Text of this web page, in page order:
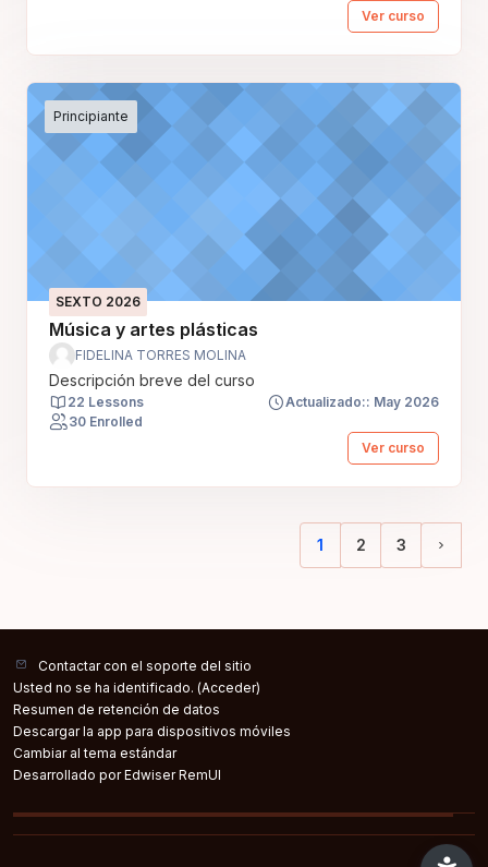
Ver curso
Principiante
SEXTO 2026
Música y artes plásticas
FIDELINA TORRES MOLINA
Descripción breve del curso
22 Lessons
Actualizado:: May 2026
30 Enrolled
Ver curso
1
(current)
2 3
Contactar con el soporte del sitio
Usted no se ha identificado. (Acceder)
Resumen de retención de datos
Descargar la app para dispositivos móviles
Cambiar al tema estándar
Desarrollado por Edwiser RemUI